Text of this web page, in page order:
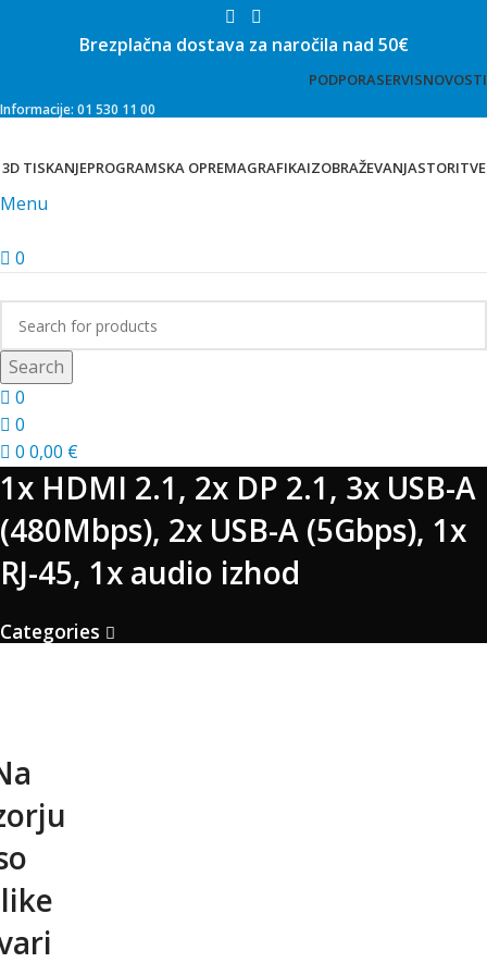
Brezplačna dostava za naročila nad 50€
PODPORASERVISNOVOSTI
Informacije: 01 530 11 00
3D TISKANJEPROGRAMSKA OPREMAGRAFIKAIZOBRAŽEVANJASTORITVE
Menu
0
Search
0
0
0 0,00 €
1x HDMI 2.1, 2x DP 2.1, 3x USB-A
(480Mbps), 2x USB-A (5Gbps), 1x
RJ-45, 1x audio izhod
Categories